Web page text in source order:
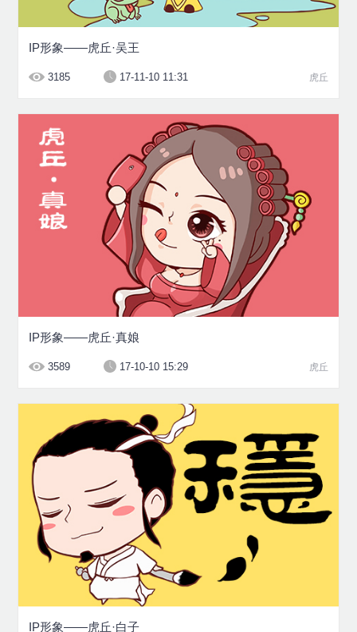
IP形象——虎丘·吴王
虎丘
3185 17-11-10 11:31
IP形象——虎丘·真娘
虎丘
3589 17-10-10 15:29
IP形象——虎丘·白子